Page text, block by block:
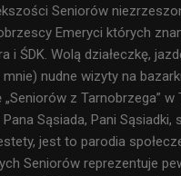
Seniorów
Emeryci których
i ŚDK. Wolą działeczkę,
nudne wizyty na
z Tarnobrzega” w
Sąsiada, Pani Sąsiadki,
jest to parodia
Seniorów reprezentuje